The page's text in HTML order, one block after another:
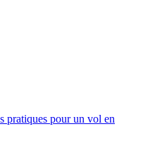
pratiques pour un vol en